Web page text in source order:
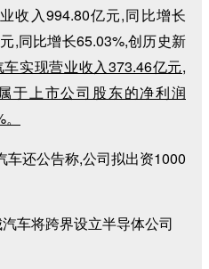
收入994.80亿元,同比增长
,同比增长65.03%,创历史新
实现营业收入373.46亿元,
于上市公司股东的净利润
车还公告称,公司拟出资1000